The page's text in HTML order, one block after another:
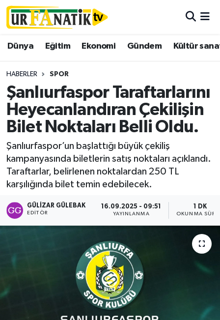
Dünya Eğitim Ekonomi Gündem Kültür
HABERLER SPOR
Şanlıurfaspor Taraftarlarını
Heyecanlandıran Çekilişin
Bilet Noktaları Belli Oldu.
Şanlıurfaspor’un başlattığı büyük çekiliş
kampanyasında biletlerin satış noktaları açıklandı.
Taraftarlar, belirlenen noktalardan 250 TL
karşılığında bilet temin edebilecek.
GÜLIZAR GÜLEBAK
EDITÖR
16.09.2025 - 09:51
YAYINLANMA
1 DK
OKUNMA
Trafik Durumu
Süper Lig Puan Durumu ve Fikstür
Tüm Manşetler
Haber Arşivi